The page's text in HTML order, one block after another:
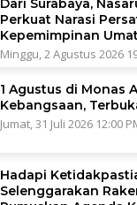
Dari Surabaya,
Perkuat Narasi
Kepemimpinan
Minggu, 2 Agustus 2026
1 Agustus di Monas
Kebangsaan,
Jumat, 31 Juli 2026 12:00
Hadapi
Selenggarakan